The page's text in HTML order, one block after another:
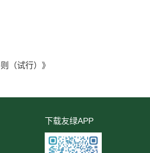
（试行）》
下载友绿APP